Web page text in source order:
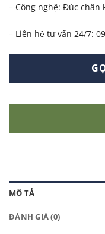
– Công nghệ: Đúc chân
– Liên hệ tư vấn 24/7:
MÔ TẢ
ĐÁNH GIÁ (0)